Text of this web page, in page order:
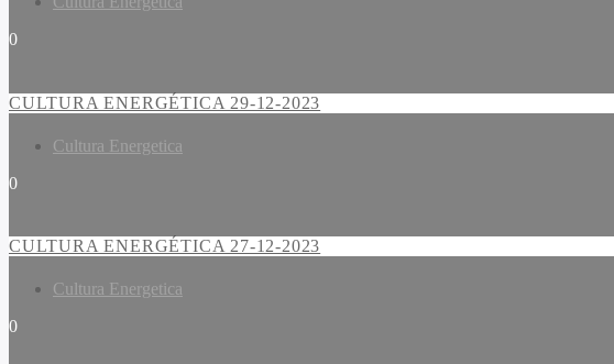
0
CULTURA ENERGÉTICA 29-12-2023
Cultura Energetica
0
CULTURA ENERGÉTICA 27-12-2023
Cultura Energetica
0